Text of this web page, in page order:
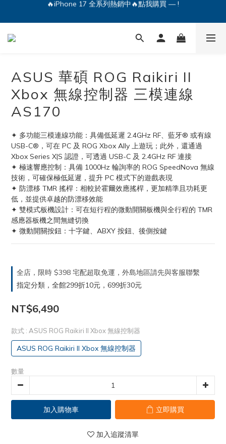
🔥iPhone 17 全系列熱銷中🔥點我購買 — !
ASUS 華碩 ROG Raikiri II
Xbox 無線控制器 三模連線
AS170
✦ 多功能三模連線功能：具備低延遲 2.4GHz RF、藍牙® 或有線
USB-C®，可在 PC 及 ROG Xbox Ally 上遊玩；此外，還通過
Xbox Series X|S 認證，可透過 USB-C 及 2.4GHz RF 連接
✦ 極速響應控制：具備 1000Hz 輪詢率的 ROG SpeedNova 無線
技術，可確保極低延遲，提升 PC 模式下的遊戲表現
✦ 防漂移 TMR 搖桿：相較於霍爾效應搖桿，更加精準且功耗更
低，並提供卓越的防漂移效能
✦ 雙模式板機設計：可在短行程的微動開關板機與全行程的 TMR
感應器板機之間無縫切換
✦ 微動開關按鈕：十字鍵、ABXY 按鈕、後側按鍵
全店，限時 $398 宅配超取免運，外島地區請先與客服聯繫
指定分類，全館299折10元，699折30元
NT$6,490
款式 : ASUS ROG Raikiri II Xbox 無線控制器
ASUS ROG Raikiri II Xbox 無線控制器
數量
加入購物車 立即購買
加入追蹤清單